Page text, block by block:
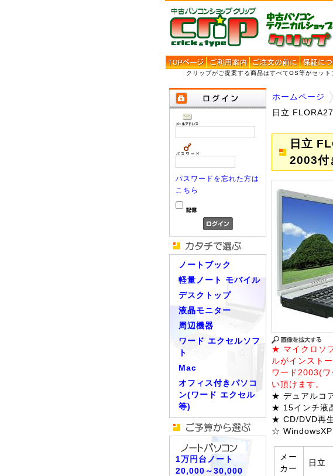
クリップがご提案する商品はすべてOS等がセッ
パスワードを忘れた方は
こちら
ノートブック
軽量ノート モバイル
デスクトップ
液晶モニター
周辺機器
ワード エクセルソフ
ト
Mac
オフィス付きパソコ
ン(ワード エクセル
等)
1万円台ノート
20,000～30,000
ホームページ
日立
日立
2003付
★ マイクロソ
ルがインスト
ワード2003(
い頂けます。
★ デュアルコ
★ 15インチ液
★ CD/DVD再
☆ WindowsXP
メー
カー
日立